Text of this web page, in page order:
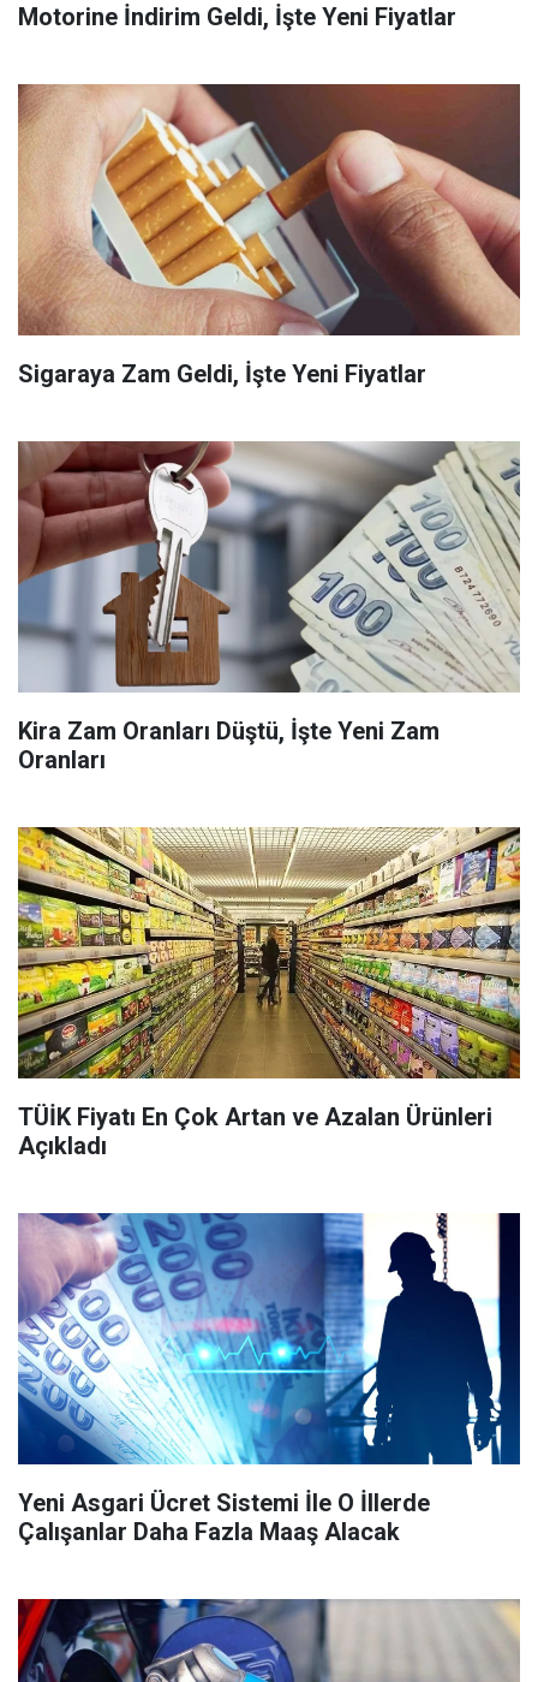
Motorine İndirim Geldi, İşte Yeni Fiyatlar
Sigaraya Zam Geldi, İşte Yeni Fiyatlar
Kira Zam Oranları Düştü, İşte Yeni Zam
Oranları
TÜİK Fiyatı En Çok Artan ve Azalan Ürünleri
Açıkladı
Yeni Asgari Ücret Sistemi İle O İllerde
Çalışanlar Daha Fazla Maaş Alacak